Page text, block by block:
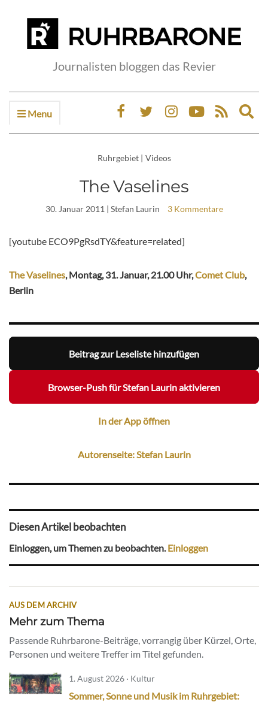
Journalisten bloggen das Revier
Menu
Ruhrgebiet | Videos
The Vaselines
30. Januar 2011 | Stefan Laurin 3 Kommentare
[youtube ECO9PgRsdTY&feature=related]
The Vaselines, Montag, 31. Januar, 21.00 Uhr,Comet Club,
Berlin
Beitrag zur Leseliste hinzufügen
Browser-Push für Stefan Laurin aktivieren
In der App öffnen
Autorenseite: Stefan Laurin
Diesen Artikel beobachten
Einloggen, um Themen zu beobachten.Einloggen
AUS DEM ARCHIV
Mehr zum Thema
Passende Ruhrbarone-Beiträge, vorrangig über Kürzel, Orte,
Personen und weitere Treffer im Titel gefunden.
1. August 2026 · Kultur
Sommer, Sonne und Musik im Ruhrgebiet: